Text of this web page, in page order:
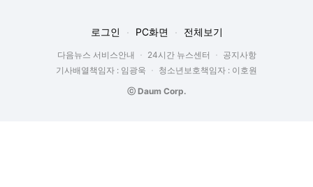
로그인 PC화면 전체보기
다음뉴스 서비스안내 24시간 뉴스센터
공지사항
기사배열책임자 : 임광욱
청소년보호책임자 : 이호원
ⓒ Daum Corp.